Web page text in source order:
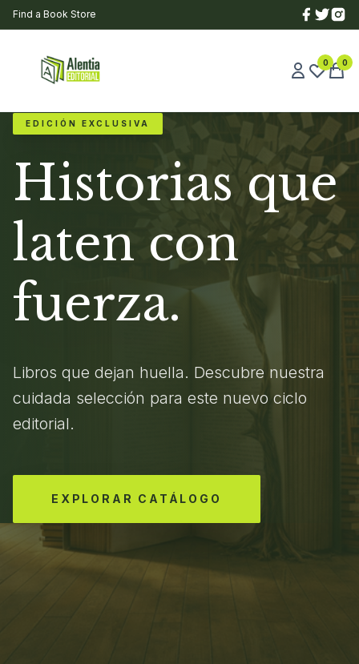
Find a Book Store
0 0
EDICIÓN EXCLUSIVA
Historias que
laten con
fuerza.
Libros que dejan huella. Descubre nuestra
cuidada selección para este nuevo ciclo
editorial.
EXPLORAR CATÁLOGO